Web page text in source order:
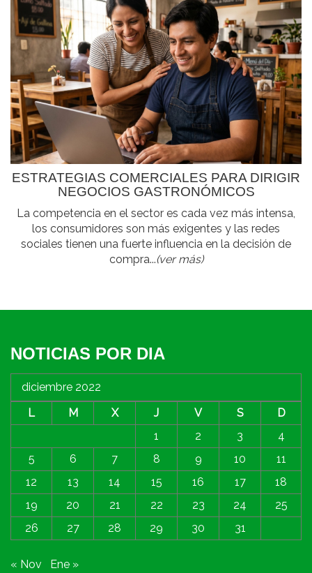
ESTRATEGIAS COMERCIALES PARA DIRIGIR
NEGOCIOS GASTRONÓMICOS
La competencia en el sector es cada vez más intensa,
los consumidores son más exigentes y las redes
sociales tienen una fuerte influencia en la decisión de
compra...(ver más)
NOTICIAS POR DIA
diciembre 2022
L
M X J V S
D
1
2 3
4
5
6 7 8 9 10
11
12
13 14 15 16 17
18
19
20 21 22 23 24
25
26
27 28 29 30 31
« Nov Ene »